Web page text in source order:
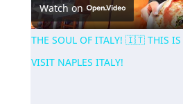
Watch on
THE SOUL OF ITALY! 🇮🇹 THIS IS
VISIT NAPLES ITALY!